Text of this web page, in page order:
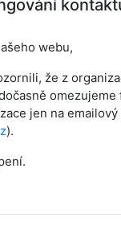
webu,
že z
omezujeme
jen na
).